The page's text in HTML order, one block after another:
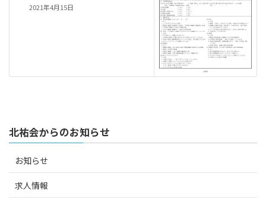
2021年4月15日
北祐会からのお知らせ
お知らせ
求人情報